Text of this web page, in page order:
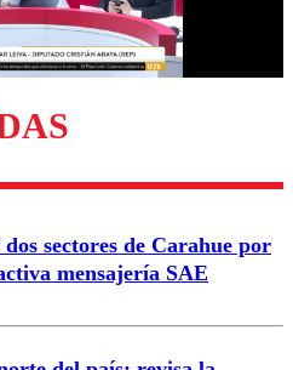
Enviar comentario
sectores de Carahue por
mensajería SAE